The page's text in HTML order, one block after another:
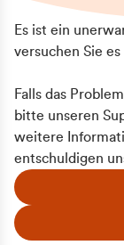
Es ist ein
versuchen Sie
Falls das
bitte unseren
weitere
entschuldigen